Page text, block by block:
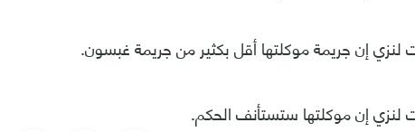
لنزي إن جريمة موكلتها أقل بكثير من جريمة غبسون.
لنزي إن موكلتها ستستأنف الحكم.